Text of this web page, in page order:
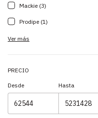
Mackie (3)
Prodipe (1)
Ver más
PRECIO
Desde Hasta